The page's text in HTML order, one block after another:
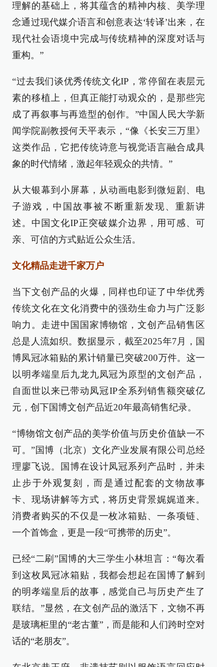
理解的基础上，将其蕴含的精神内核、美学理
念通过现代媒介语言和创意表达‘转译’出来，在
现代社会语境中完成与传统精神的深度对话与
重构。”
“过去我们谈优秀传统文化IP，常停留在表层元
素的移植上，但真正能打动观众的，是那些完
成了再叙事与再造型的创作。”中国人民大学新
闻学院副教授何天平表示，“像《长安三万里》
这类作品，它把传统诗意与视觉语言融合成具
象的时代情绪，激起年轻观众的共情。”
从大银幕到小屏幕，从动画电影到微短剧、电
子游戏，中国故事被不断重新发现、重新讲
述。中国文化IP正突破媒介边界，用可感、可
亲、可信的方式贴近公众生活。
文化精品走进千家万户
当下文创产品的火爆，同样也印证了中华优秀
传统文化在文化消费中的强劲生命力与广泛影
响力。走进中国国家博物馆，文创产品销售区
总是人流如织。数据显示，截至2025年7月，国
博凤冠冰箱贴的累计销量已突破200万件。这一
以明孝端皇后九龙九凤冠为原型的文创产品，
自面世以来已带动凤冠IP全系列销售额突破亿
元，创下国博文创产品近20年最高销售纪录。
“博物馆文创产品的美学价值与历史价值缺一不
可。”国博（北京）文化产业发展有限公司总经
理廖飞说。国博在设计凤冠系列产品时，并未
止步于外观复刻，而是通过配套的文物故事
卡、现场讲解等方式，将历史背景娓娓道来。
消费者购买的不仅是一枚冰箱贴、一条项链、
一个首饰盒，更是一段“可携带的历史”。
已经“二刷”国博的大三学生小林坦言：“每次看
到这枚凤冠冰箱贴，我都会想起在国博了解到
的明孝端皇后的故事，感觉自己与历史产生了
联结。”显然，在文创产品的激活下，文物不再
是玻璃柜里的“老古董”，而是能和人们跨时空对
话的“老朋友”。